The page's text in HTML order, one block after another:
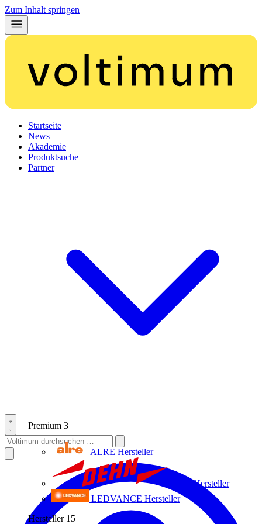
Zum Inhalt springen
Startseite
News
Akademie
Produktsuche
Partner
Premium 3
ALRE Hersteller
Hersteller
LEDVANCE Hersteller
Hersteller 15